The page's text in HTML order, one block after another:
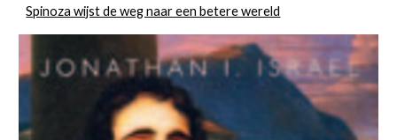
Spinoza wijst de weg naar een betere wereld